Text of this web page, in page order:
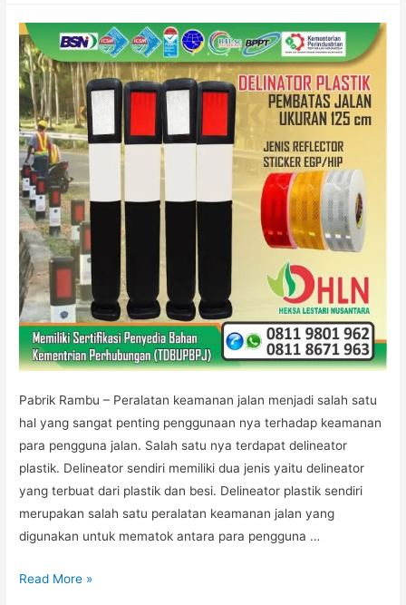
dengan
Harga
Grosir
di
Bambu
Apus
Jaktim
Pabrik Rambu – Peralatan keamanan jalan menjadi salah satu
hal yang sangat penting penggunaan nya terhadap keamanan
para pengguna jalan. Salah satu nya terdapat delineator
plastik. Delineator sendiri memiliki dua jenis yaitu delineator
yang terbuat dari plastik dan besi. Delineator plastik sendiri
merupakan salah satu peralatan keamanan jalan yang
digunakan untuk mematok antara para pengguna …
Harga
Read More »